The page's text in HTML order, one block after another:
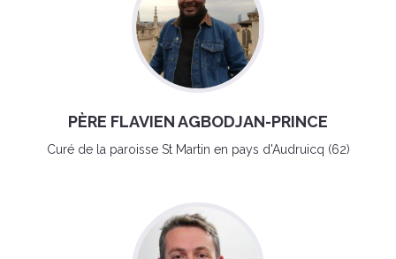
PÈRE FLAVIEN AGBODJAN-PRINCE
Curé de la paroisse St Martin en pays d'Audruicq (62)